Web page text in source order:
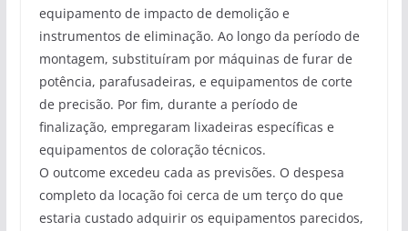
equipamento de impacto de demolição e
instrumentos de eliminação. Ao longo da período de
montagem, substituíram por máquinas de furar de
potência, parafusadeiras, e equipamentos de corte
de precisão. Por fim, durante a período de
finalização, empregaram lixadeiras específicas e
equipamentos de coloração técnicos.
O outcome excedeu cada as previsões. O despesa
completo da locação foi cerca de um terço do que
estaria custado adquirir os equipamentos parecidos,